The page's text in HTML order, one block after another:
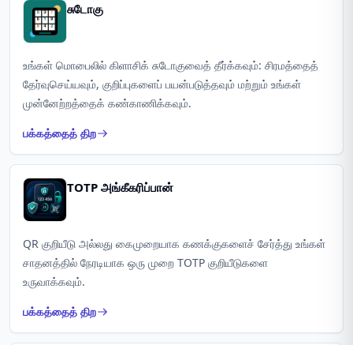
சுடோகு
உங்கள் மொபைலில் கிளாசிக் சுடோகுவைத் தீர்க்கவும்: சிரமத்தைத்
தேர்வுசெய்யவும், குறிப்புகளைப் பயன்படுத்தவும் மற்றும் உங்கள்
முன்னேற்றத்தைக் கண்காணிக்கவும்.
பக்கத்தைத் திற
TOTP அங்கீகரிப்பான்
QR குறியீடு அல்லது கைமுறையாக கணக்குகளைச் சேர்த்து உங்கள்
சாதனத்தில் நேரடியாக ஒரு முறை TOTP குறியீடுகளை
உருவாக்கவும்.
பக்கத்தைத் திற